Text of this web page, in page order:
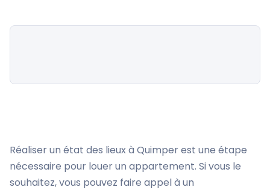
Réaliser un état des lieux à Quimper est une étape
nécessaire pour louer un appartement. Si vous le
souhaitez, vous pouvez faire appel à un